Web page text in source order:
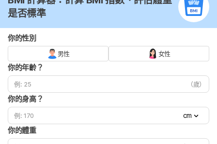
是否標準
你的性別
男性 女性
你的年齡？
（歲）
你的身高？
cm
你的體重